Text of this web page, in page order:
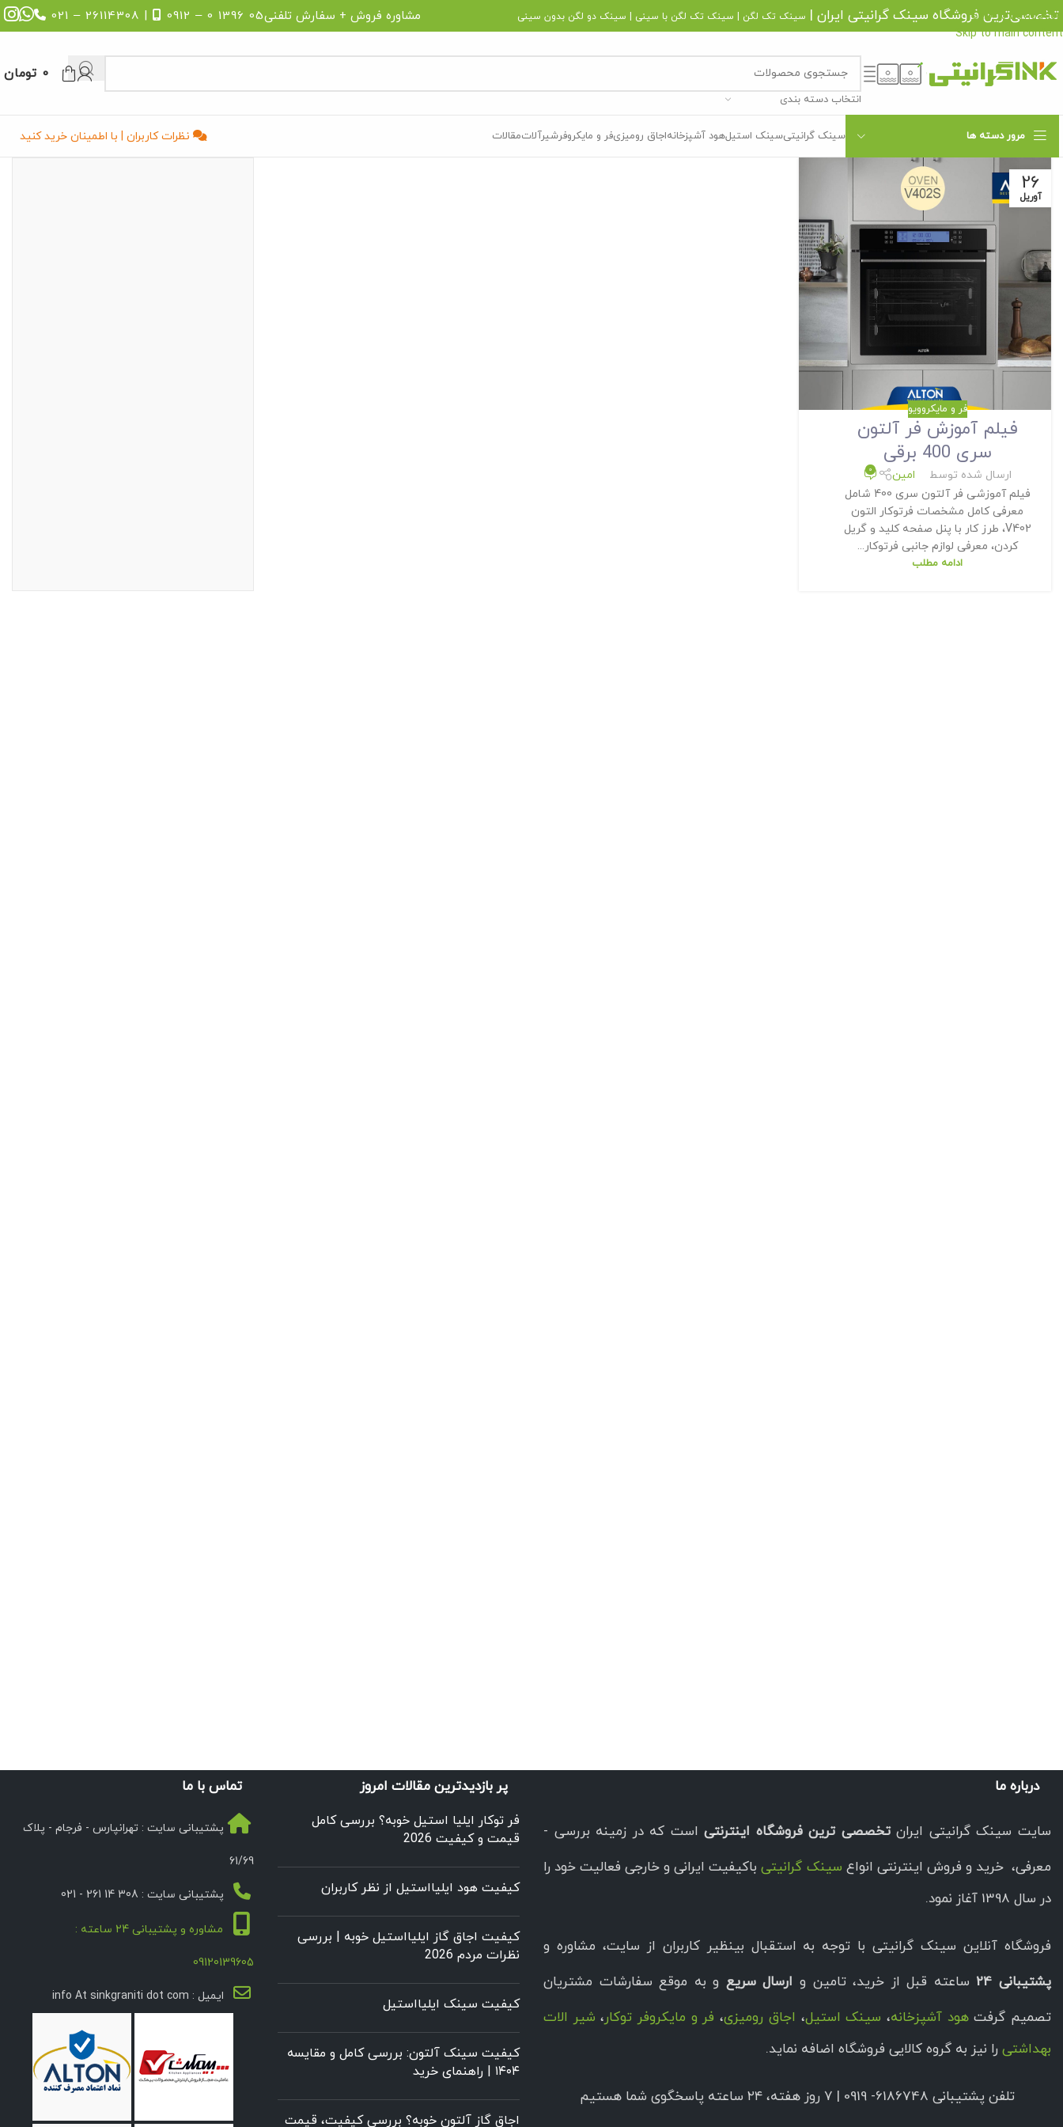
Skip to navigation
Skip to main content
تخصصی‌ترین فروشگاه سینک گرانیتی ایران | سینک تک لگن سینک تک لگن با سینی سینک دو لگن بدون سینی مشاوره فروش + سفارش تلفنی05 1396 0 – 0912
| 26114308 – 021
انتخاب دسته بندی
0 تومان
مرور دسته ها سینک گرانیتیسینک استیلهود آشپزخانهاجاق رومیزیفر و مایکروفرشیرآلاتمقالات نظرات کاربران | با اطمینان خرید کنید
26
آوریل
فر و مایکروویو
فیلم آموزش فر آلتون
سری 400 برقی
ارسال شده توسط امین 0
فیلم آموزشی فر آلتون سری 400 شامل
معرفی کامل مشخصات فرتوکار التون
V402، طرز کار با پنل صفحه کلید و گریل
کردن، معرفی لوازم جانبی فرتوکار...
ادامه مطلب
درباره ما
سایت سینک گرانیتی ایرانتخصصی ترین فروشگاه اینترنتیاست که در زمینه بررسی -
معرفی، خرید و فروش اینترنتی انواع سینک گرانیتیباکیفیت ایرانی و خارجی فعالیت خود را
در سال 1398 آغاز نمود.
فروشگاه آنلاین سینک گرانیتی با توجه به استقبال بینظیر کاربران از سایت، مشاوره و
پشتیبانی 24
ساعته قبل از خرید، تامین و ارسال سریع و به موقع سفارشات مشتریان
تصمیم گرفتهود آشپزخانه، سینک استیل، اجاق رومیزی، فر و مایکروفر توکار، شیر الات
بهداشتی را نیز به گروه کالایی فروشگاه اضافه نماید.
تلفن پشتیبانی 6186748- 0919 | ۷ روز هفته، ۲۴ ساعته پاسخگوی شما هستیم
پر بازدیدترین مقالات امروز
فر توکار ایلیا استیل خوبه؟ بررسی کامل
قیمت و کیفیت 2026
کیفیت هود ایلیااستیل از نظر کاربران
کیفیت اجاق گاز ایلیااستیل خوبه | بررسی
نظرات مردم 2026
کیفیت سینک ایلیااستیل
کیفیت سینک آلتون: بررسی کامل و مقایسه
۱۴۰۴ | راهنمای خرید
اجاق گاز آلتون خوبه؟ بررسی کیفیت، قیمت
تماس با ما
پشتیبانی سایت : تهرانپارس - فرجام - پلاک
61/69
پشتیبانی سایت : 308 14 261 - 021
مشاوره و پشتیبانی 24 ساعته :
09120139605
ایمیل : info At sinkgraniti dot com